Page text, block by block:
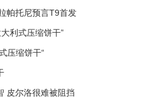
帕托尼预言T9首发
利式压缩饼干”
压缩饼干“
皮尔洛很难被阻挡